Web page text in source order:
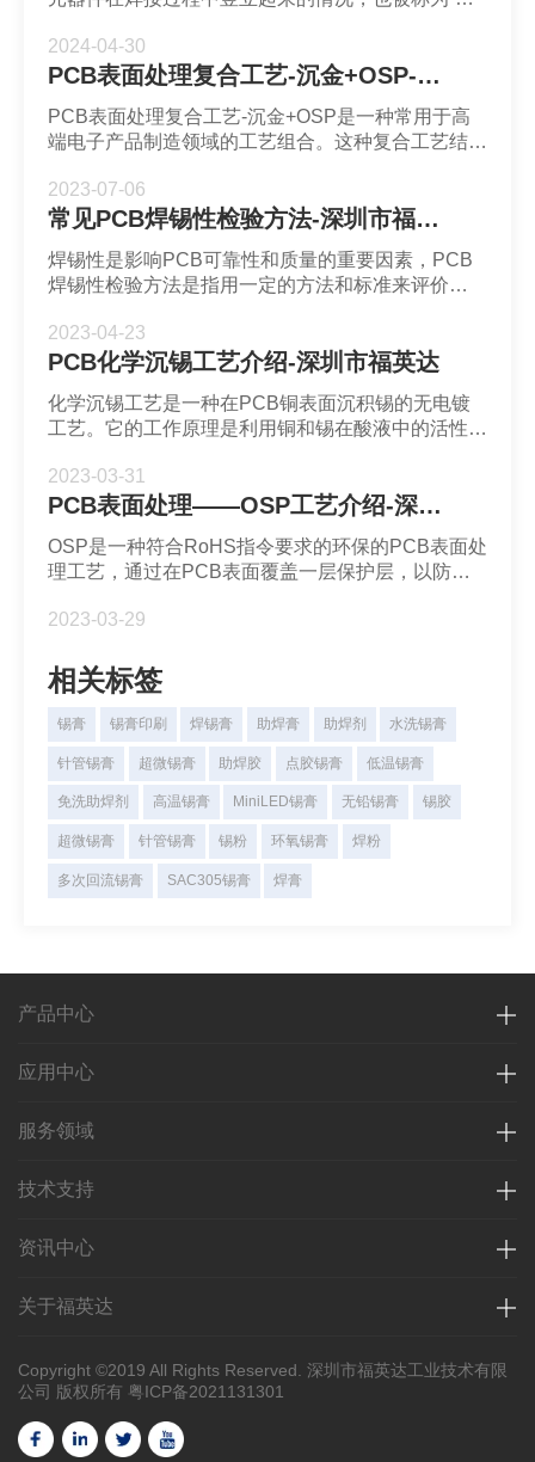
2024-04-30
PCB表面处理复合工艺-沉金+OSP-深圳市福英达
PCB表面处理复合工艺-沉金+OSP是一种常用于高
端电子产品制造领域的工艺组合。这种复合工艺结合
Preservatives）工艺，以获得更佳的综合效果。
2023-07-06
常见PCB焊锡性检验方法-深圳市福英达
焊锡性是影响PCB可靠性和质量的重要因素，PCB
焊锡性检验方法是指用一定的方法和标准来评价
之间的润湿性和界面反应性。
2023-04-23
PCB化学沉锡工艺介绍-深圳市福英达
化学沉锡工艺是一种在PCB铜表面沉积锡的无电镀
工艺。它的工作原理是利用铜和锡在酸液中的活性锡
应，锡被氧化且形成一层均匀的锡层。
2023-03-31
PCB表面处理——OSP工艺介绍-深圳市福英达
OSP是一种符合RoHS指令要求的环保的PCB表面处
理工艺，通过在PCB表面覆盖一层保护层，以防止
2023-03-29
相关标签
锡膏 锡膏印刷 焊锡膏 助焊膏 助焊剂 水洗锡膏
针管锡膏 超微锡膏 助焊胶 点胶锡膏 低温锡膏
免洗助焊剂 高温锡膏 MiniLED锡膏 无铅锡膏 锡胶
超微锡膏 针管锡膏 锡粉 环氧锡膏 焊粉
多次回流锡膏 SAC305锡膏 焊膏
产品中心
应用中心
服务领域
技术支持
资讯中心
关于福英达
Copyright ©2019 All Rights Reserved. 深圳市福英达工业技术有限
公司 版权所有 粤ICP备2021131301